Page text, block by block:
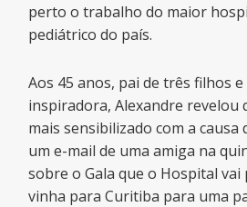
perto o trabalho do maior
pediátrico do país.
Aos 45 anos, pai de três filhos
inspiradora, Alexandre revelou
mais sensibilizado com a causa
um e-mail de uma amiga na
sobre o Gala que o Hospital vai
vinha para Curitiba para uma